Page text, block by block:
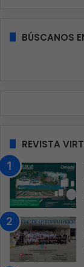
BÚSCANOS
REVISTA